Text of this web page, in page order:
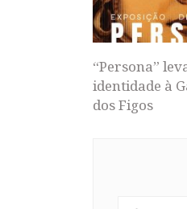
“Persona”
identidade à
dos Figos